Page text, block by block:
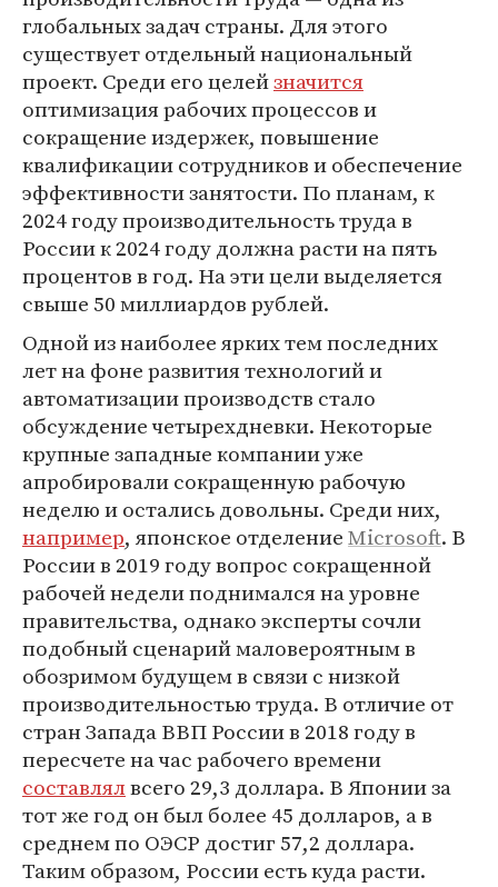
глобальных задач страны. Для этого
существует отдельный национальный
проект. Среди его целейзначится
оптимизация рабочих процессов и
сокращение издержек, повышение
квалификации сотрудников и обеспечение
эффективности занятости. По планам, к
2024 году производительность труда в
России к 2024 году должна расти на пять
процентов в год. На эти цели выделяется
свыше 50 миллиардов рублей.
Одной из наиболее ярких тем последних
лет на фоне развития технологий и
автоматизации производств стало
обсуждение четырехдневки. Некоторые
крупные западные компании уже
апробировали сокращенную рабочую
неделю и остались довольны. Среди них,
например, японское отделениеMicrosoft. В
России в 2019 году вопрос сокращенной
рабочей недели поднимался на уровне
правительства, однако эксперты сочли
подобный сценарий маловероятным в
обозримом будущем в связи с низкой
производительностью труда. В отличие от
стран Запада ВВП России в 2018 году в
пересчете на час рабочего времени
составлялвсего 29,3 доллара. В Японии за
тот же год он был более 45 долларов, а в
среднем по ОЭСР достиг 57,2 доллара.
Таким образом, России есть куда расти.